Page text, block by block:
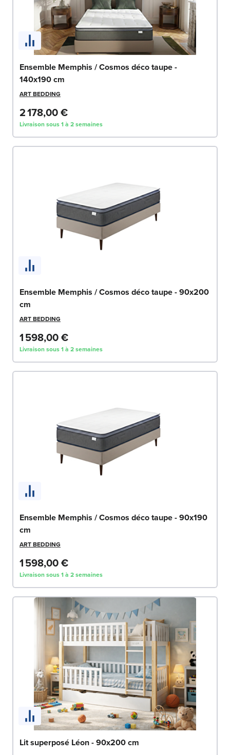
Ensemble Memphis / Cosmos déco taupe -
140x190 cm
ART BEDDING
2 178,00 €
Livraison sous 1 à 2 semaines
Ensemble Memphis / Cosmos déco taupe - 90x200
cm
ART BEDDING
1 598,00 €
Livraison sous 1 à 2 semaines
Ensemble Memphis / Cosmos déco taupe - 90x190
cm
ART BEDDING
1 598,00 €
Livraison sous 1 à 2 semaines
Lit superposé Léon - 90x200 cm